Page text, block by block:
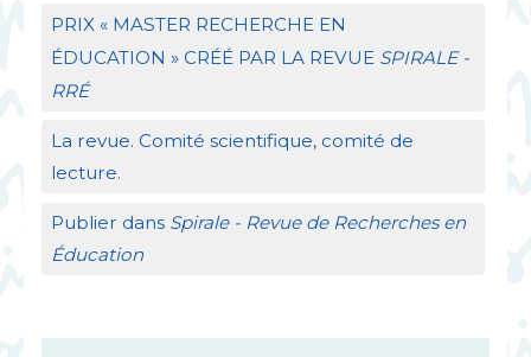
PRIX« MASTER RECHERCHE EN
ÉDUCATION » CRÉÉ PAR LA REVUE SPIRALE-
RRÉ
La revue. Comité scientifique, comité de
lecture.
Publier dans Spirale - Revue de Recherches en
Éducation